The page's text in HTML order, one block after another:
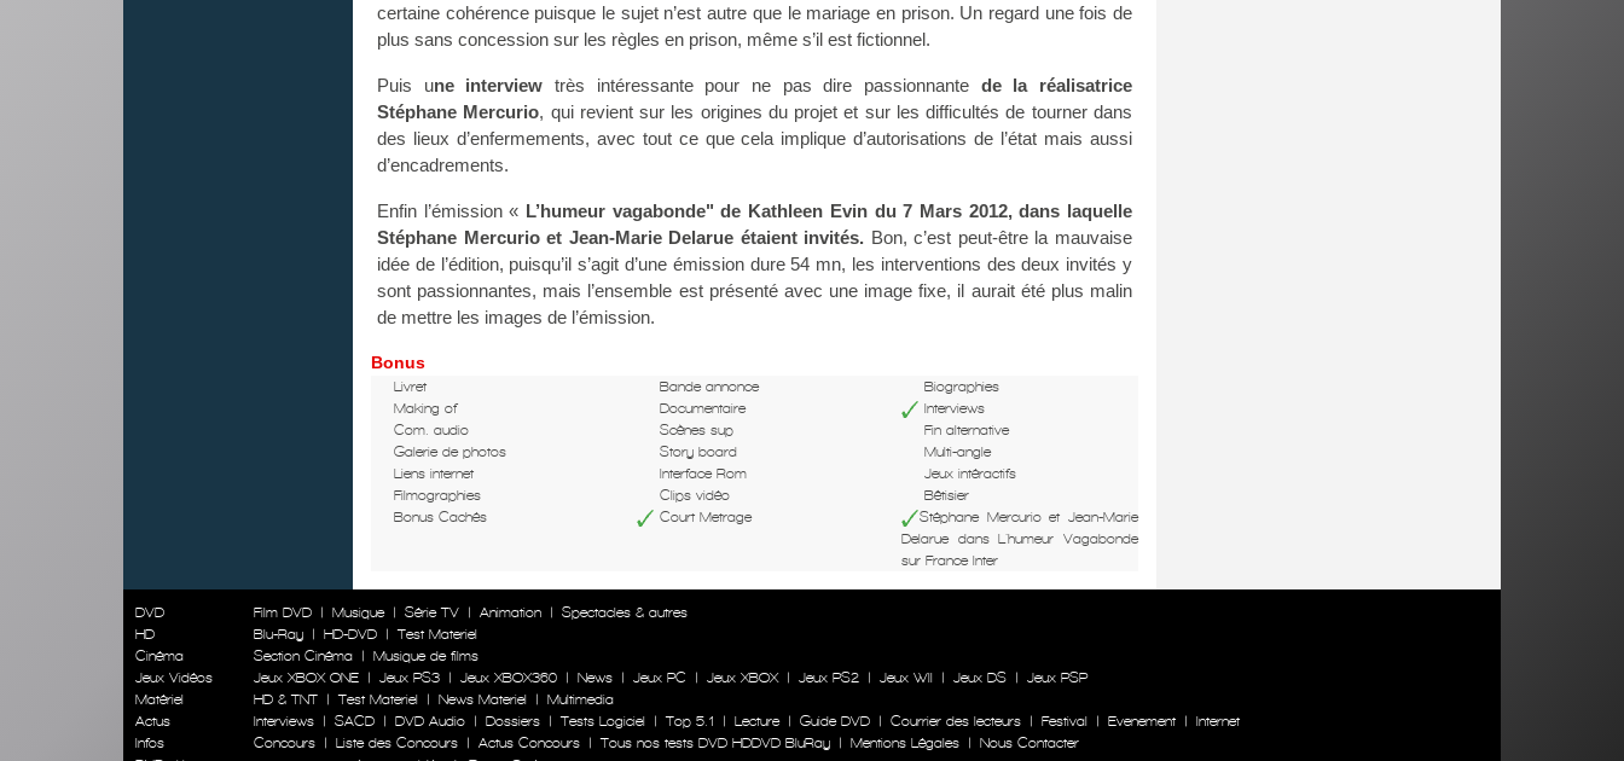
certaine cohérence puisque le sujet n’est autre que le mariage en prison. Un regard une fois de
plus sans concession sur les règles en prison, même s’il est fictionnel.
Puis une interview très intéressante pour ne pas dire passionnante de la réalisatrice
Stéphane Mercurio, qui revient sur les origines du projet et sur les difficultés de tourner dans
des lieux d’enfermements, avec tout ce que cela implique d’autorisations de l’état mais aussi
d’encadrements.
Enfin l’émission « L’humeur vagabonde" de Kathleen Evin du 7 Mars 2012, dans laquelle
Stéphane Mercurio et Jean-Marie Delarue étaient invités. Bon, c’est peut-être la mauvaise
idée de l’édition, puisqu’il s’agit d’une émission dure 54 mn, les interventions des deux invités y
sont passionnantes, mais l’ensemble est présenté avec une image fixe, il aurait été plus malin
de mettre les images de l’émission.
Bonus
Livret Bande annonce
Biographies
Making of
Documentaire
Interviews
Com. audio
Scènes sup
Fin alternative
Galerie de photos
Story board
Multi-angle
Liens internet
Interface Rom
Jeux intéractifs
Filmographies
Clips vidéo
Bêtisier
Bonus Cachés
Court Metrage
Stéphane Mercurio et Jean-Marie
Delarue dans L'humeur Vagabonde
sur France Inter
DVD
HD
Cinéma
Jeux Vidéos
Matériel
Actus
Infos
Film DVD | Musique | Série TV | Animation |
Spectacles & autres
Blu-Ray
| HD-DVD |
Test Materiel
Section Cinéma
|
Musique de films
Jeux XBOX ONE
| Jeux PS3 | Jeux XBOX360 | News | Jeux PC | Jeux XBOX | Jeux PS2 | Jeux WII | Jeux DS |
Jeux PSP
HD & TNT
| Test Materiel | News Materiel |
Multimedia
Interviews
| SACD | DVD Audio | Dossiers | Tests Logiciel | Top 5.1 | Lecture | Guide DVD | Courrier des lecteurs | Festival | Evenement |
Internet
Concours
| Liste des Concours | Actus Concours | Tous nos tests DVD HDDVD BluRay | Mentions Légales |
Nous Contacter